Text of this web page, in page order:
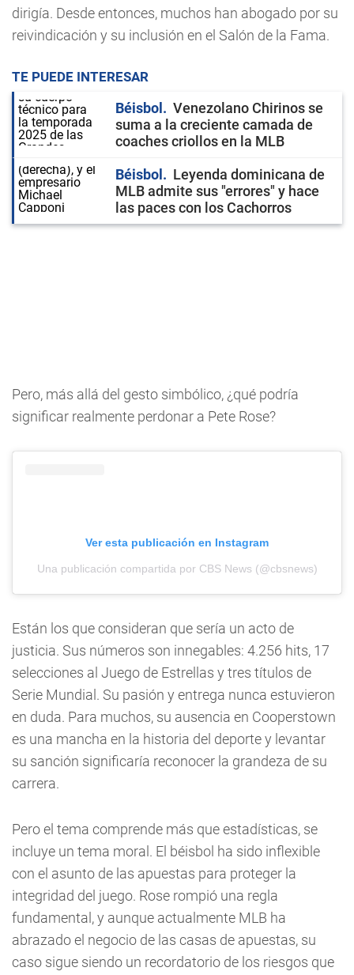
dirigía. Desde entonces, muchos han abogado por su
reivindicación y su inclusión en el Salón de la Fama.
TE PUEDE INTERESAR
Béisbol
Venezolano Chirinos se
suma a la creciente camada de
coaches criollos en la MLB
Béisbol
Leyenda dominicana de
MLB admite sus "errores" y hace
las paces con los Cachorros
Pero, más allá del gesto simbólico, ¿qué podría
significar realmente perdonar a Pete Rose?
Ver esta publicación en Instagram
Una publicación compartida por CBS News (@cbsnews)
Están los que consideran que sería un acto de
justicia. Sus números son innegables: 4.256 hits, 17
selecciones al Juego de Estrellas y tres títulos de
Serie Mundial. Su pasión y entrega nunca estuvieron
en duda. Para muchos, su ausencia en Cooperstown
es una mancha en la historia del deporte y levantar
su sanción significaría reconocer la grandeza de su
carrera.
Pero el tema comprende más que estadísticas, se
incluye un tema moral. El béisbol ha sido inflexible
con el asunto de las apuestas para proteger la
integridad del juego. Rose rompió una regla
fundamental, y aunque actualmente MLB ha
abrazado el negocio de las casas de apuestas, su
caso sigue siendo un recordatorio de los riesgos que